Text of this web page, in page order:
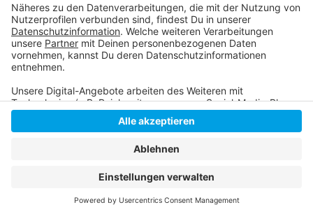
Anzeige